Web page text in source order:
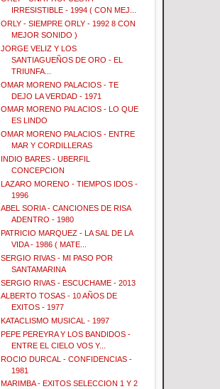
IRRESISTIBLE - 1994 ( CON MEJ...
ORLY - SIEMPRE ORLY - 1992 8 CON
MEJOR SONIDO )
JORGE VELIZ Y LOS
SANTIAGUEÑOS DE ORO - EL
TRIUNFA...
OMAR MORENO PALACIOS - TE
DEJO LA VERDAD - 1971
OMAR MORENO PALACIOS - LO QUE
ES LINDO
OMAR MORENO PALACIOS - ENTRE
MAR Y CORDILLERAS
INDIO BARES - UBERFIL
CONCEPCION
LAZARO MORENO - TIEMPOS IDOS -
1996
ABEL SORIA - CANCIONES DE RISA
ADENTRO - 1980
PATRICIO MARQUEZ - LA SAL DE LA
VIDA - 1986 ( MATE...
SERGIO RIVAS - MI PASO POR
SANTAMARINA
SERGIO RIVAS - ESCUCHAME - 2013
ALBERTO TOSAS - 10 AÑOS DE
EXITOS - 1977
KATACLISMO MUSICAL - 1997
PEPE PEREYRA Y LOS BANDIDOS -
ENTRE EL CIELO VOS Y...
ROCIO DURCAL - CONFIDENCIAS -
1981
MARIMBA - EXITOS SELECCION 1 Y 2